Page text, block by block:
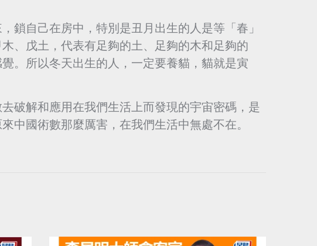
鎖自己在房中，特別是丑月出生的人是等「春」
、戊土，代表有足夠的土、足夠的木和足夠的
。所以冬天出生的人，一定要養貓，貓就是寅
破解和應用在我們生活上而發現的宇宙密碼，是
中國術數那麼厲害，在我們生活中無處不在。